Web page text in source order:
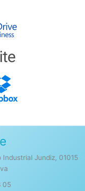
Industrial Jundiz, 01015
05